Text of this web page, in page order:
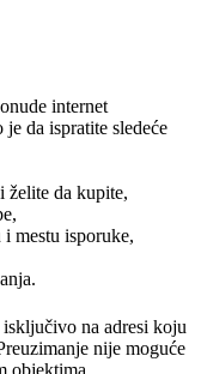
internet
da ispratite sledeće
želite da kupite,
mestu isporuke,
na adresi koju
nije moguće